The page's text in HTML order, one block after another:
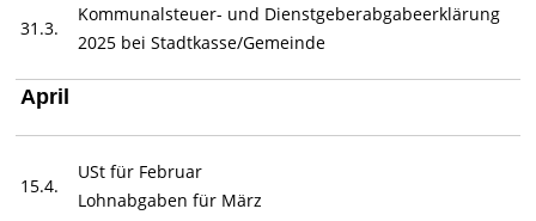
31.3.
Kommunalsteuer- und Dienstgeberabgabeerklärung
2025 bei Stadtkasse/Gemeinde
April
15.4.
USt für Februar
Lohnabgaben für März